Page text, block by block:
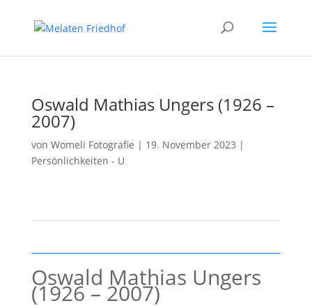
Oswald Mathias Ungers (1926 –
2007)
von Womeli Fotografie | 19. November 2023 |
Persönlichkeiten - U
Oswald Mathias Ungers
(1926 – 2007)